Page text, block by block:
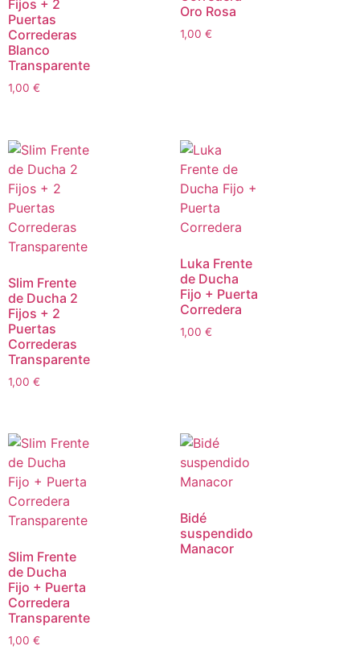
Fijos + 2
Puertas
Correderas
Blanco
Transparente
1,00 €
Oro Rosa
1,00 €
Slim Frente
de Ducha 2
Fijos + 2
Puertas
Correderas
Transparente
1,00 €
Luka Frente
de Ducha
Fijo + Puerta
Corredera
1,00 €
Slim Frente
de Ducha
Fijo + Puerta
Corredera
Transparente
1,00 €
Bidé
suspendido
Manacor